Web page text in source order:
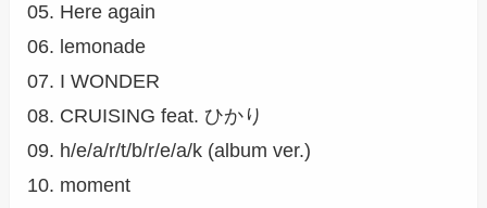
05. Here again
06. lemonade
07. I WONDER
08. CRUISING feat. ひかり
09. h/e/a/r/t/b/r/e/a/k (album ver.)
10. moment